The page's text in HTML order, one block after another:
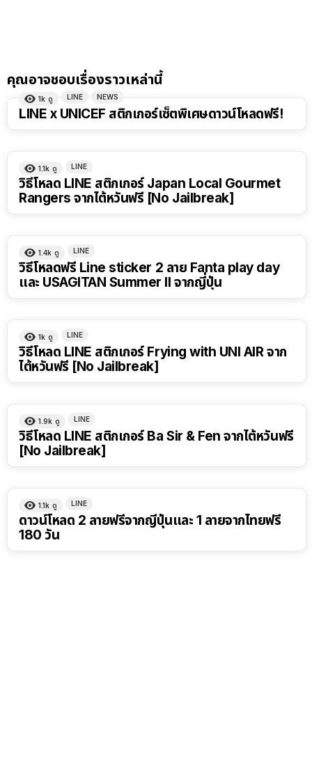
คุณอาจชอบเรื่องราวเหล่านี้
1k ดู LINE NEWS
LINE x UNICEF สติกเกอร์เซ็ตพิเศษดาวน์โหลดฟรี!
1.1k ดู LINE
วิธีโหลด LINE สติกเกอร์ Japan Local Gourmet
Rangers จากไต้หวันฟรี [No Jailbreak]
1.4k ดู LINE
วิธีโหลดฟรี Line sticker 2 ลาย Fanta play day
และ USAGITAN Summer ll จากญี่ปุ่น
1k ดู LINE
วิธีโหลด LINE สติกเกอร์ Frying with UNI AIR จาก
ไต้หวันฟรี [No Jailbreak]
1.9k ดู LINE
วิธีโหลด LINE สติกเกอร์ Ba Sir & Fen จากไต้หวันฟรี
[No Jailbreak]
1.1k ดู LINE
ดาวน์โหลด 2 ลายฟรีจากญี่ปุ่นและ 1 ลายจากไทยฟรี
180 วัน